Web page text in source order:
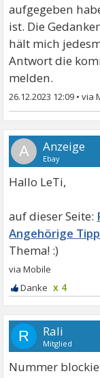
aufgegeben
ist. Die
hält mich
Antwort die
melden.
26.12.2023 12:09 •
A
Hallo LeTi,
Angehörige
x 4
R Rali
Mitglied
Nummer